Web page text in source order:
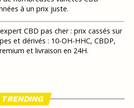
à un prix juste.
CBD pas cher : prix cassés sur
et dérivés : 10-OH-HHC, CBDP,
et livraison en 24H.
TRENDING